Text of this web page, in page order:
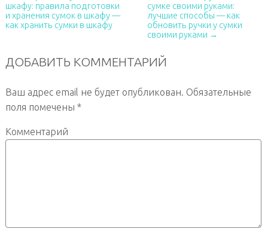
шкафу: правила подготовки
и хранения сумок в шкафу —
как хранить сумки в шкафу
сумке своими руками:
лучшие способы — как
обновить ручки у сумки
своими руками →
ДОБАВИТЬ КОММЕНТАРИЙ
Ваш адрес email не будет опубликован. Обязательные
поля помечены *
Комментарий